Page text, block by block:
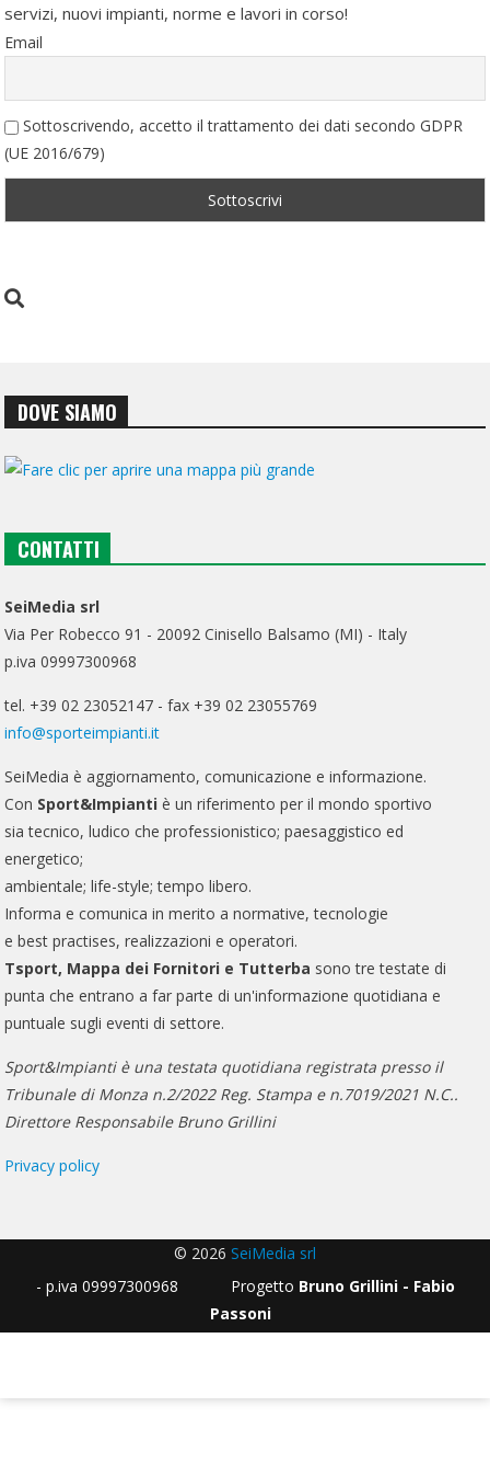
servizi, nuovi impianti, norme e lavori in corso!
Email
Sottoscrivendo, accetto il trattamento dei dati secondo GDPR
(UE 2016/679)
DOVE SIAMO
CONTATTI
SeiMedia srl
Via Per Robecco 91 - 20092 Cinisello Balsamo (MI) - Italy
p.iva 09997300968
tel. +39 02 23052147 - fax +39 02 23055769
info@sporteimpianti.it
SeiMedia è aggiornamento, comunicazione e informazione.
Con Sport&Impianti è un riferimento per il mondo sportivo
sia tecnico, ludico che professionistico; paesaggistico ed
energetico;
ambientale; life-style; tempo libero.
Informa e comunica in merito a normative, tecnologie
e best practises, realizzazioni e operatori.
Tsport, Mappa dei Fornitori e Tutterba sono tre testate di
punta che entrano a far parte di un'informazione quotidiana e
puntuale sugli eventi di settore.
Sport&Impianti è una testata quotidiana registrata presso il
Tribunale di Monza n.2/2022 Reg. Stampa e n.7019/2021 N.C..
Direttore Responsabile Bruno Grillini
Privacy policy
© 2026 SeiMedia srl
- p.iva 09997300968 Progetto Bruno Grillini - Fabio
Passoni